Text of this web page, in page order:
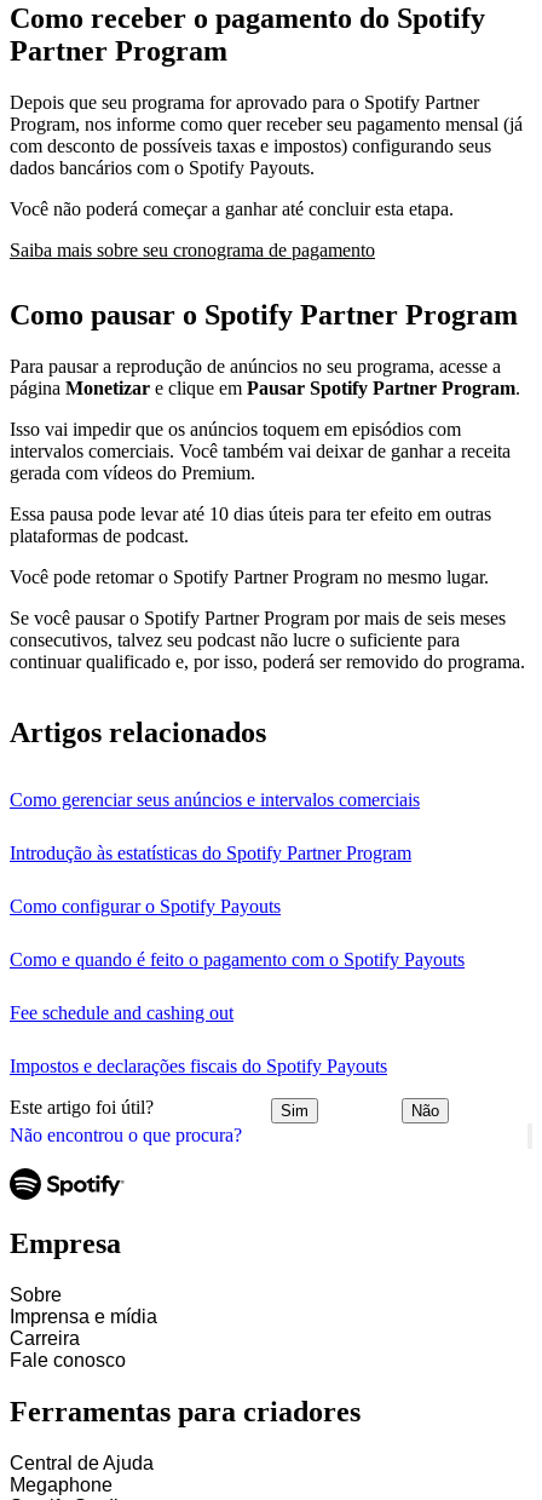
Não encontrou o que procura?
Como receber o pagamento do Spotify
Partner Program
Depois que seu programa for aprovado para o Spotify Partner
Program, nos informe como quer receber seu pagamento mensal (já
com desconto de possíveis taxas e impostos) configurando seus
dados bancários com o Spotify Payouts.
Você não poderá começar a ganhar até concluir esta etapa.
Saiba mais sobre seu cronograma de pagamento
Como pausar o Spotify Partner Program
Para pausar a reprodução de anúncios no seu programa, acesse a
página Monetizar e clique em Pausar Spotify Partner Program.
Isso vai impedir que os anúncios toquem em episódios com
intervalos comerciais. Você também vai deixar de ganhar a receita
gerada com vídeos do Premium.
Essa pausa pode levar até 10 dias úteis para ter efeito em outras
plataformas de podcast.
Você pode retomar o Spotify Partner Program no mesmo lugar.
Se você pausar o Spotify Partner Program por mais de seis meses
consecutivos, talvez seu podcast não lucre o suficiente para
continuar qualificado e, por isso, poderá ser removido do programa.
Artigos relacionados
Como gerenciar seus anúncios e intervalos comerciais
Introdução às estatísticas do Spotify Partner Program
Como configurar o Spotify Payouts
Como e quando é feito o pagamento com o Spotify Payouts
Fee schedule and cashing out
Impostos e declarações fiscais do Spotify Payouts
Este artigo foi útil? Sim Não
Empresa
Sobre
Imprensa e mídia
Carreira
Fale conosco
Ferramentas para criadores
Central de Ajuda
Megaphone